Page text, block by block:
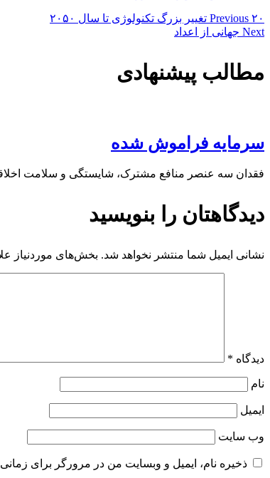
Previous ۲۰ تغییر بزرگ تکنولوژی تا سال ۲۰۵۰
Next جهانی از اعداد
مطالب پیشنهادی
سرمایه فراموش شده
فقدان سه عنصر منافع مشترک، شایستگی و سلامت
دیدگاهتان را بنویسید
نشانی ایمیل شما منتشر نخواهد شد. بخش‌های موردنیاز
دیدگاه *
نام
ایمیل
وب‌ سایت
ذخیره نام، ایمیل و وبسایت من در مرورگر برای